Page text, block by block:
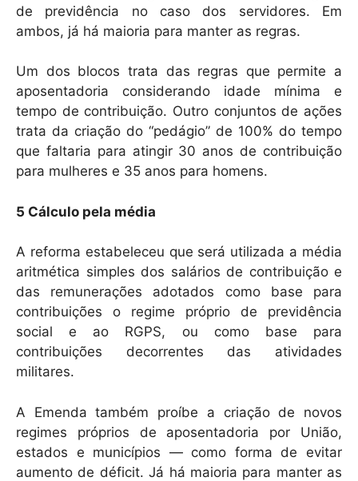
de previdência no caso dos servidores. Em
ambos, já há maioria para manter as regras.
Um dos blocos trata das regras que permite a
aposentadoria considerando idade mínima e
tempo de contribuição. Outro conjuntos de ações
trata da criação do “pedágio” de 100% do tempo
que faltaria para atingir 30 anos de contribuição
para mulheres e 35 anos para homens.
5 Cálculo pela média
A reforma estabeleceu que será utilizada a média
aritmética simples dos salários de contribuição e
das remunerações adotados como base para
contribuições o regime próprio de previdência
social e ao RGPS, ou como base para
contribuições decorrentes das atividades
militares.
A Emenda também proíbe a criação de novos
regimes próprios de aposentadoria por União,
estados e municípios — como forma de evitar
aumento de déficit. Já há maioria para manter as